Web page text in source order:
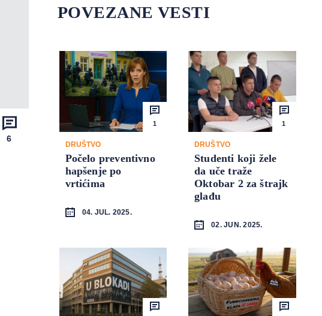
6
POVEZANE VESTI
1
DRUŠTVO
Počelo preventivno
hapšenje po
vrtićima
04. JUL. 2025.
1
DRUŠTVO
Studenti koji žele
da uče traže
Oktobar 2 za štrajk
glađu
02. JUN. 2025.